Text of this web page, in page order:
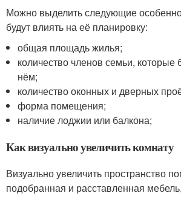
Можно выделить следующие
будут влиять на её планировку:
общая площадь жилья;
количество членов семьи, которые
нём;
количество оконных и дверных
форма помещения;
наличие лоджии или балкона;
Как визуально увеличить комнату
Визуально увеличить пространство
подобранная и расставленная